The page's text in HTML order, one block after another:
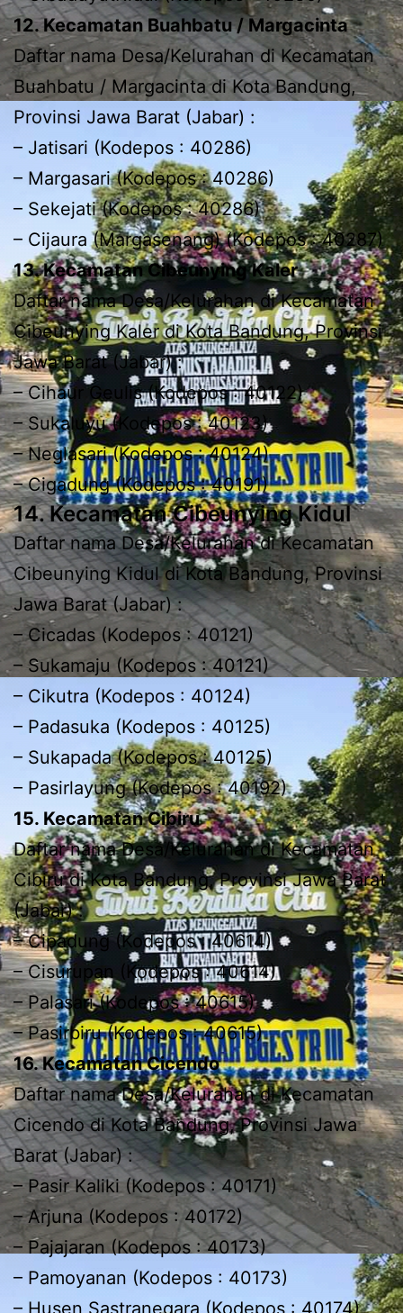
12. Kecamatan Buahbatu / Margacinta
Daftar nama Desa/Kelurahan di Kecamatan
Buahbatu / Margacinta di Kota Bandung,
Provinsi Jawa Barat (Jabar) :
– Jatisari (Kodepos : 40286)
– Margasari (Kodepos : 40286)
– Sekejati (Kodepos : 40286)
– Cijaura (Margasenang) (Kodepos : 40287)
13. Kecamatan Cibeunying Kaler
Daftar nama Desa/Kelurahan di Kecamatan
Cibeunying Kaler di Kota Bandung, Provinsi
Jawa Barat (Jabar) :
– Cihaur Geulis (Kodepos : 40122)
– Sukaluyu (Kodepos : 40123)
– Neglasari (Kodepos : 40124)
– Cigadung (Kodepos : 40191)
14. Kecamatan Cibeunying Kidul
Daftar nama Desa/Kelurahan di Kecamatan
Cibeunying Kidul di Kota Bandung, Provinsi
Jawa Barat (Jabar) :
– Cicadas (Kodepos : 40121)
– Sukamaju (Kodepos : 40121)
– Cikutra (Kodepos : 40124)
– Padasuka (Kodepos : 40125)
– Sukapada (Kodepos : 40125)
– Pasirlayung (Kodepos : 40192)
15. Kecamatan Cibiru
Daftar nama Desa/Kelurahan di Kecamatan
Cibiru di Kota Bandung, Provinsi Jawa Barat
(Jabar) :
– Cipadung (Kodepos : 40614)
– Cisurupan (Kodepos : 40614)
– Palasari (Kodepos : 40615)
– Pasirbiru (Kodepos : 40615)
16. Kecamatan Cicendo
Daftar nama Desa/Kelurahan di Kecamatan
Cicendo di Kota Bandung, Provinsi Jawa
Barat (Jabar) :
– Pasir Kaliki (Kodepos : 40171)
– Arjuna (Kodepos : 40172)
– Pajajaran (Kodepos : 40173)
– Pamoyanan (Kodepos : 40173)
– Husen Sastranegara (Kodepos : 40174)